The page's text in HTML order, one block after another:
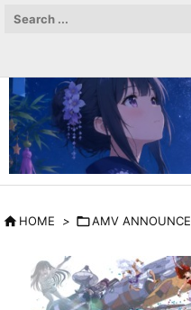
HOME > AMV ANNOUNCE